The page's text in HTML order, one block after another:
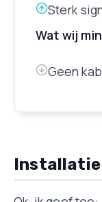
Sterk
Wat wij
Geen
Installatie